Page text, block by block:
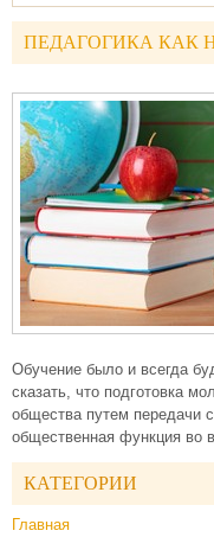
ПЕДАГОГИКА КАК
Обучение было и всегда
сказать, что подготовка
общества путем передачи
общественная функция во
КАТЕГОРИИ
Главная